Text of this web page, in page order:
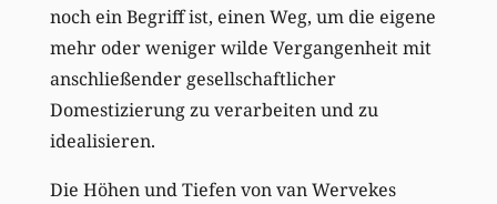
noch ein Begriff ist, einen Weg, um die eigene
mehr oder weniger wilde Vergangenheit mit
anschließender gesellschaftlicher
Domestizierung zu verarbeiten und zu
idealisieren.
Die Höhen und Tiefen von van Wervekes